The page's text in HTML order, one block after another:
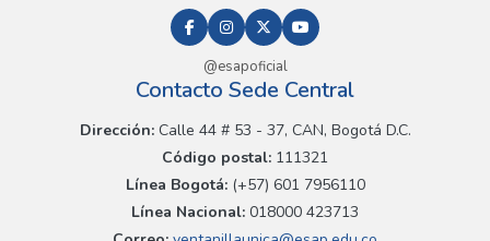
@esapoficial
Contacto Sede Central
Dirección:Calle 44 # 53 - 37, CAN, Bogotá D.C.
Código postal: 111321
Línea Bogotá:(+57) 601 7956110
Línea Nacional: 018000 423713